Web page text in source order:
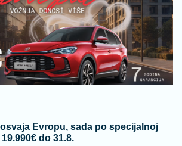
Evropu, sada po specijalnoj
do 31.8.